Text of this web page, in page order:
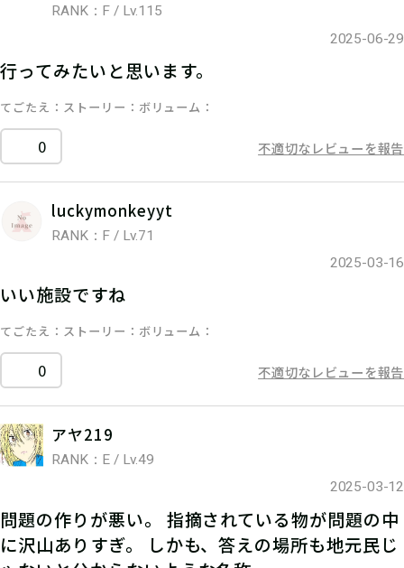
RANK：F / Lv.115
2025-06-29
行ってみたいと思います。
てごたえ ストーリー ボリューム
0 不適切なレビューを報告
luckymonkeyyt
RANK：F / Lv.71
2025-03-16
いい施設ですね
てごたえ ストーリー ボリューム
0 不適切なレビューを報告
アヤ219
RANK：E / Lv.49
2025-03-12
問題の作りが悪い。 指摘されている物が問題の中
に沢山ありすぎ。 しかも、答えの場所も地元民じ